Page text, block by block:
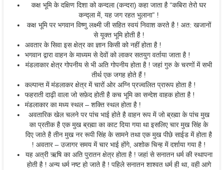
कक्ष भूमि के दक्षिण दिशा को कन्दला (कन्दरा) कहा जाता है “कबिरा तेरो घर
कन्द्ला में, यह जग रहत भुलाना” !
कक्ष भूमि पर भगवान विष्णु लक्ष्मी जी सहित स्वयं निवाश करते है ! अत: खजानों
से यूक्त भूमि होती है !
अवतार के सिवा इस क्षेत्र का ज्ञान किसी को नहीं होता है !
भगवान द्वारा वाहन के माध्यम से देवों को लाकर सतयुग वर्ताया जाता है !
मंडलाकार क्षेत्र गोपनीय से भी अति गोपनीय होता है ! जहां गुरु के चरणों में सभी
तीर्थ एक जगह होते हैं !
कल्पान्त में मंडलाकर क्षेत्र में चारों ओर अग्नि प्रज्वलित प्रारूप होता है !
फहराती दाढ़ी वाला जो सफ़ेद होती है कच भूमि का सन्देश वाहक होता है !
मंडलाकार का मध्य स्थल – शक्ति स्थल होता है !
अवतारिक खेल चलने पर पांच भाई होते है वाहन रूप में जो ब्रह्मा के पांच मुख
का प्रतीक है एक मुख ब्रह्मा का काट दिया गया था इसलिए चार मुख सिंह के
दिए जाते है तीन मुख नर रूपी सिंह के सामने तथा एक मुख पीछे साईड में होता है
! अवतार – उजागर समय में चार भाई होंगे, अशोक चिन्ह में दर्शाया गया है !
यह अत्री ऋषि का अति पुरातन क्षेत्र होता है ! जहां से सनातन धर्म की स्थापना
होती है ! अन्य धर्म नष्ट हो जाते है ! पहिले सनातन शाश्वत धर्म ही था, वही आगे